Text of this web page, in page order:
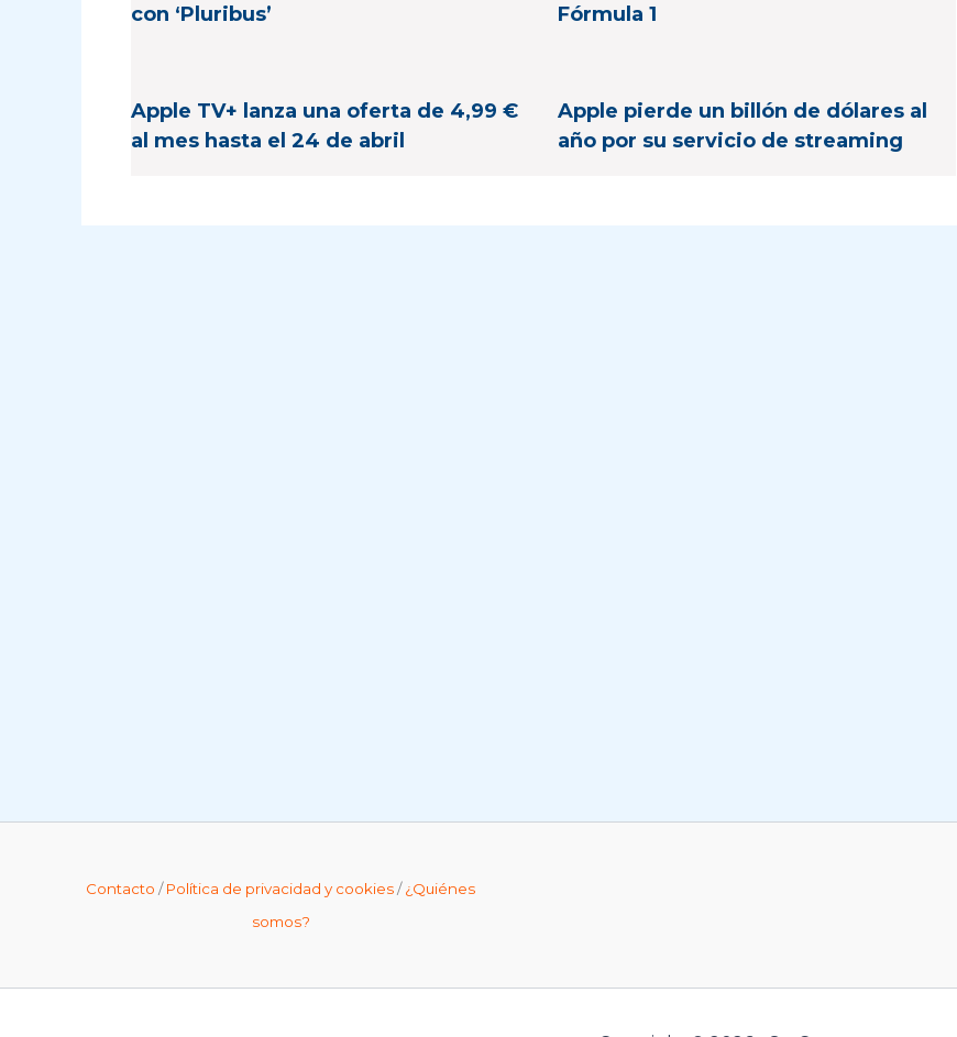
con ‘Pluribus’
Fórmula 1
Apple TV+ lanza una oferta de 4,99 €
al mes hasta el 24 de abril
Apple pierde un billón de dólares al
año por su servicio de streaming
Contacto /Política de privacidad y cookies/¿Quiénes
somos?